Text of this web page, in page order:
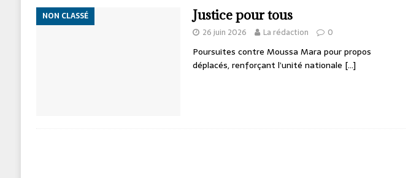
NON CLASSÉ Justice pour tous
26 juin 2026 La rédaction 0
Poursuites contre Moussa Mara pour propos
déplacés, renforçant l’unité nationale […]